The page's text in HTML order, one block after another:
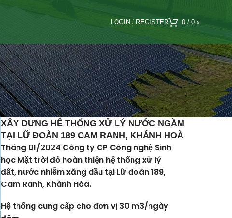
LOGIN / REGISTER 0 / 0 ₫
XÂY DỰNG HỆ THỐNG XỬ LÝ NƯỚC NGẦM
TẠI LỮ ĐOÀN 189 CAM RANH, KHÁNH HOÀ
Tháng 01/2024 Công ty CP Công nghệ Sinh
học Mặt trời đỏ hoàn thiện hệ thống xử lý
đất, nước nhiễm xăng dầu tại Lữ đoàn 189,
Cam Ranh, Khánh Hòa.
Hệ thống cung cấp cho đơn vị 30 m3/ngày